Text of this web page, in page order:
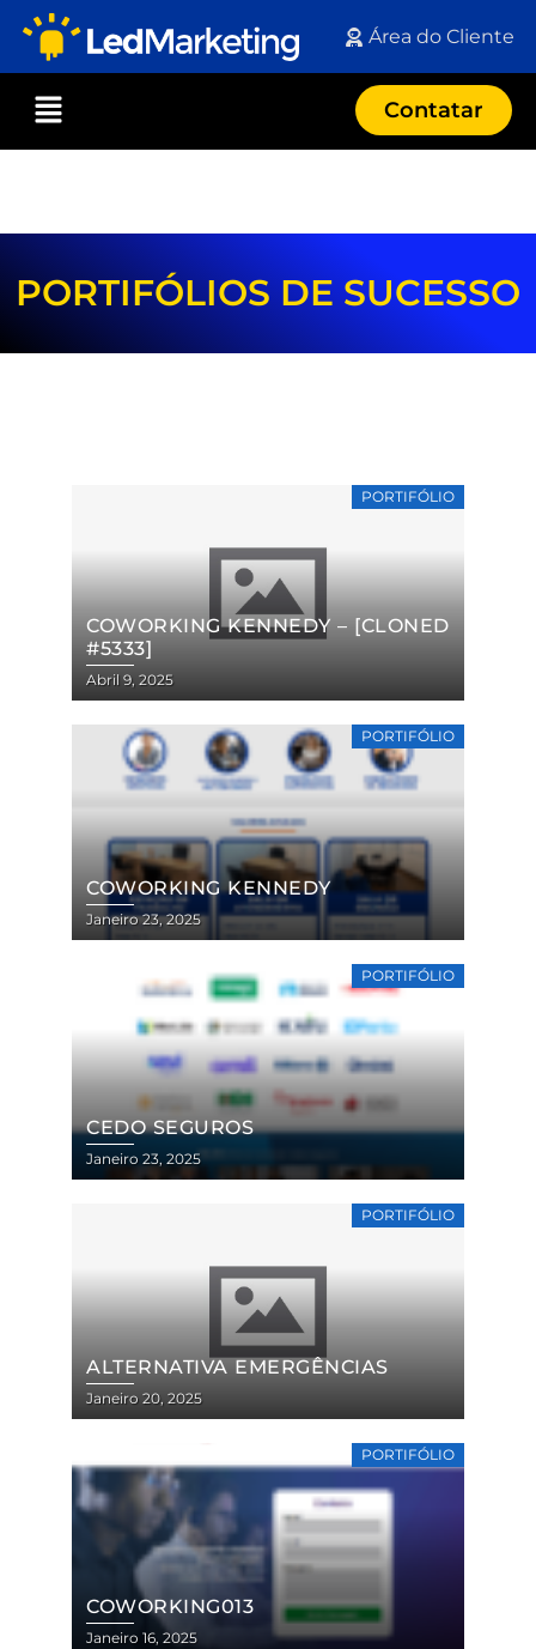
Área do Cliente
Contatar
PORTIFÓLIOS DE SUCESSO
PORTIFÓLIO
COWORKING KENNEDY – [CLONED
#5333]
Abril 9, 2025
PORTIFÓLIO
COWORKING KENNEDY
Janeiro 23, 2025
PORTIFÓLIO
CEDO SEGUROS
Janeiro 23, 2025
PORTIFÓLIO
ALTERNATIVA EMERGÊNCIAS
Janeiro 20, 2025
PORTIFÓLIO
COWORKING013
Janeiro 16, 2025